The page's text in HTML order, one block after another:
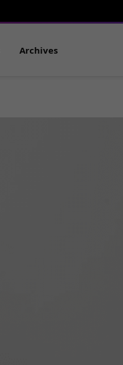
Archives